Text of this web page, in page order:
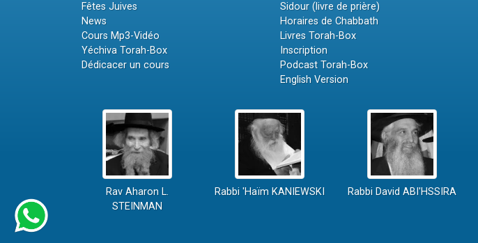
Fêtes Juives
News
Cours Mp3-Vidéo
Yéchiva Torah-Box
Dédicacer un cours
Sidour (livre de prière)
Horaires de Chabbath
Livres Torah-Box
Inscription
Podcast Torah-Box
English Version
Rav Aharon L.
STEINMAN
Rabbi 'Haïm KANIEWSKI Rabbi David ABI'HSSIRA